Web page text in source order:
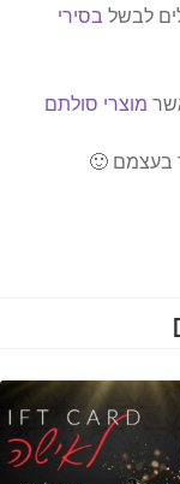
לבשל בסירי
מוצרי סולתם
בעצמם 🙂